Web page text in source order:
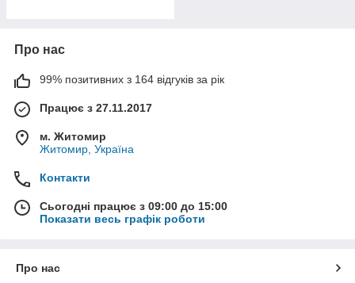
Про нас
99% позитивних з 164 відгуків за рік
Працює з 27.11.2017
м. Житомир
Житомир, Україна
Контакти
Сьогодні працює з 09:00 до 15:00
Показати весь графік роботи
Про нас